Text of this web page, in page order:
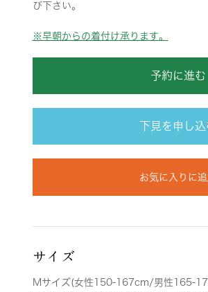
び下さい。
※早朝からの着付け承ります。
予約に進む
下見を申し込
お気に入りに追
サイズ
Mサイズ(女性150-167cm/男性165-